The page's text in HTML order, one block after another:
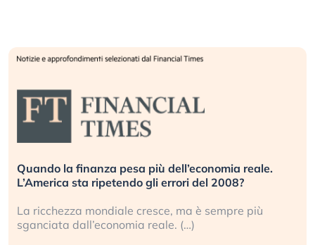
Quando la finanza pesa più dell’economia reale.
L’America sta ripetendo gli errori del 2008?
La ricchezza mondiale cresce, ma è sempre più
sganciata dall’economia reale. (…)